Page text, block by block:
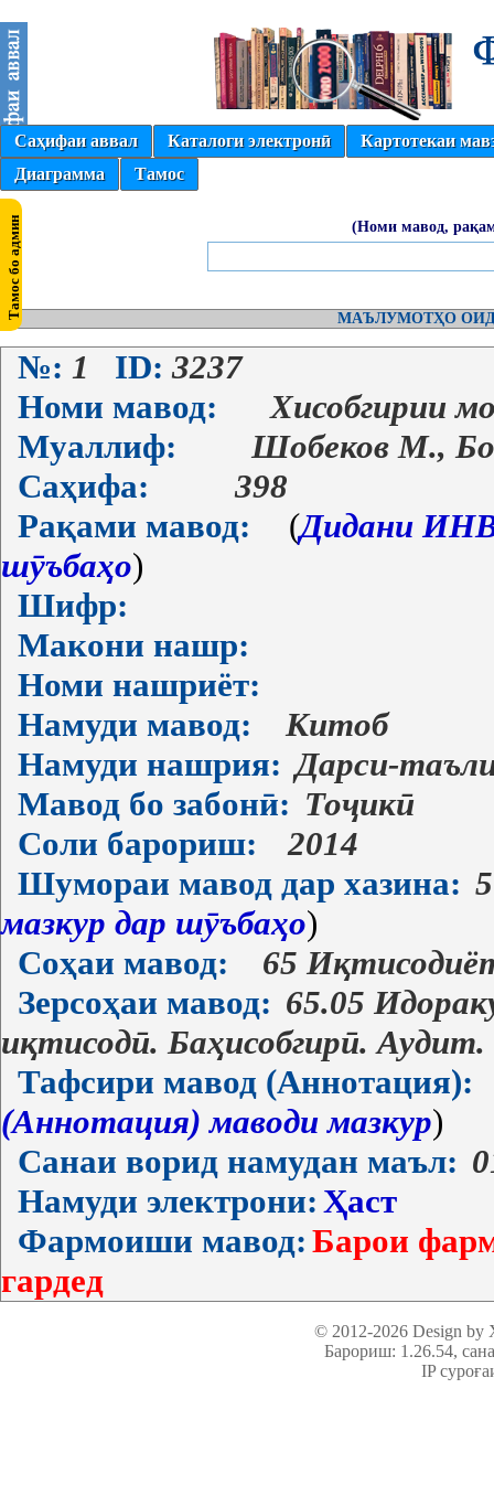
Саҳифаи аввал Каталоги электронӣ
Картотекаи
Диаграмма
Тамос
(Номи мавод,
МАЪЛУМОТҲО
№: 1 ID: 3237
Номи мавод:
Хисобгирии
Муаллиф:
Шобеков М.,
Саҳифа:
398
Рақами мавод:
(Дидани
шӯъбаҳо)
Шифр:
Макони нашр:
Номи нашриёт:
Намуди мавод:
Китоб
Намуди нашрия: Дарси-
Мавод бо забонӣ: Тоҷикӣ
Соли барориш:
2014
Шумораи мавод дар хазина:
мазкур дар шӯъбаҳо)
Соҳаи мавод:
65
Зерсоҳаи мавод: 65.05
иқтисодӣ. Баҳисобгирӣ.
Тафсири мавод (Аннотация):
(Аннотация) маводи мазкур)
Санаи ворид намудан маъл:
Намуди электрони: Ҳаст
Фармоиши мавод: Барои
гардед
© 2012-2026 Design
Барориш: 1.26.54,
IP